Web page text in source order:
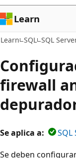
Learn
Learn SQL SQL
firewall
Se aplica a:
SQL
Se deben